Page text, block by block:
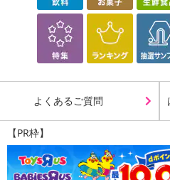
浸水時間が長いとお豆がふっ
炊飯タイマーをセットすると
４．炊きあがったら、切るように
栄養成分表示(100g当たり)
エネルギー 379kcal
水分 13.4g
たんぱく質 18.0g
脂質 8.6g
よくあるご質問
【PR枠】